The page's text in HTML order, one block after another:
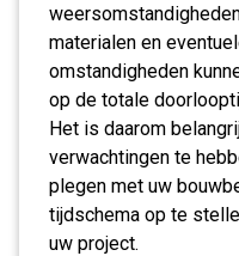
materialen en
omstandigheden
op de totale
Het is daarom
verwachtingen te
plegen met uw
tijdschema op te
uw project.